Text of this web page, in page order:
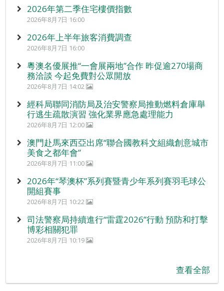
2026年第二季住宅樓價指數
2026年8月7日 16:00
2026年上半年旅客消費調查
2026年8月7日 16:00
粵澳名優展推“一會展兩地”合作 昨促逾270場商
務洽談 今起免費對公眾開放
2026年8月7日 14:02
經科局聯同消防局及治安警察局推動燃料倉庫舉
行逃生疏散演習 強化業界應急處理能力
2026年8月7日 12:00
澳門赴馬來西亞出席“聯合國教科文組織創意城市
美食之都年會”
2026年8月7日 11:00
2026年“琴澳杯”系列賽暨青少年系列賽羽毛球公
開組賽事
2026年8月7日 10:22
司法警察局持續進行“雷霆2026”行動 預防和打擊
博彩相關犯罪
2026年8月7日 10:19
查看全部